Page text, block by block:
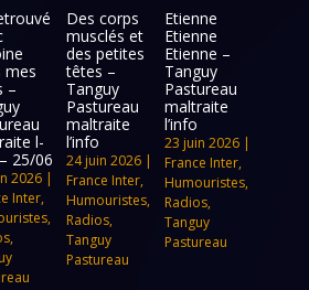
mes
–
l-
25/06
2026|
Inter,
,
,
Des corps
musclés et
des petites
têtes –
Tanguy
Pastureau
maltraite
l’info
24 juin 2026|
France Inter,
Humouristes,
Radios,
Tanguy
Pastureau
Etienne
Etienne
Etienne –
Tanguy
Pastureau
maltraite
l’info
23 juin 2026 |
France Inter,
Humouristes,
Radios,
Tanguy
Pastureau